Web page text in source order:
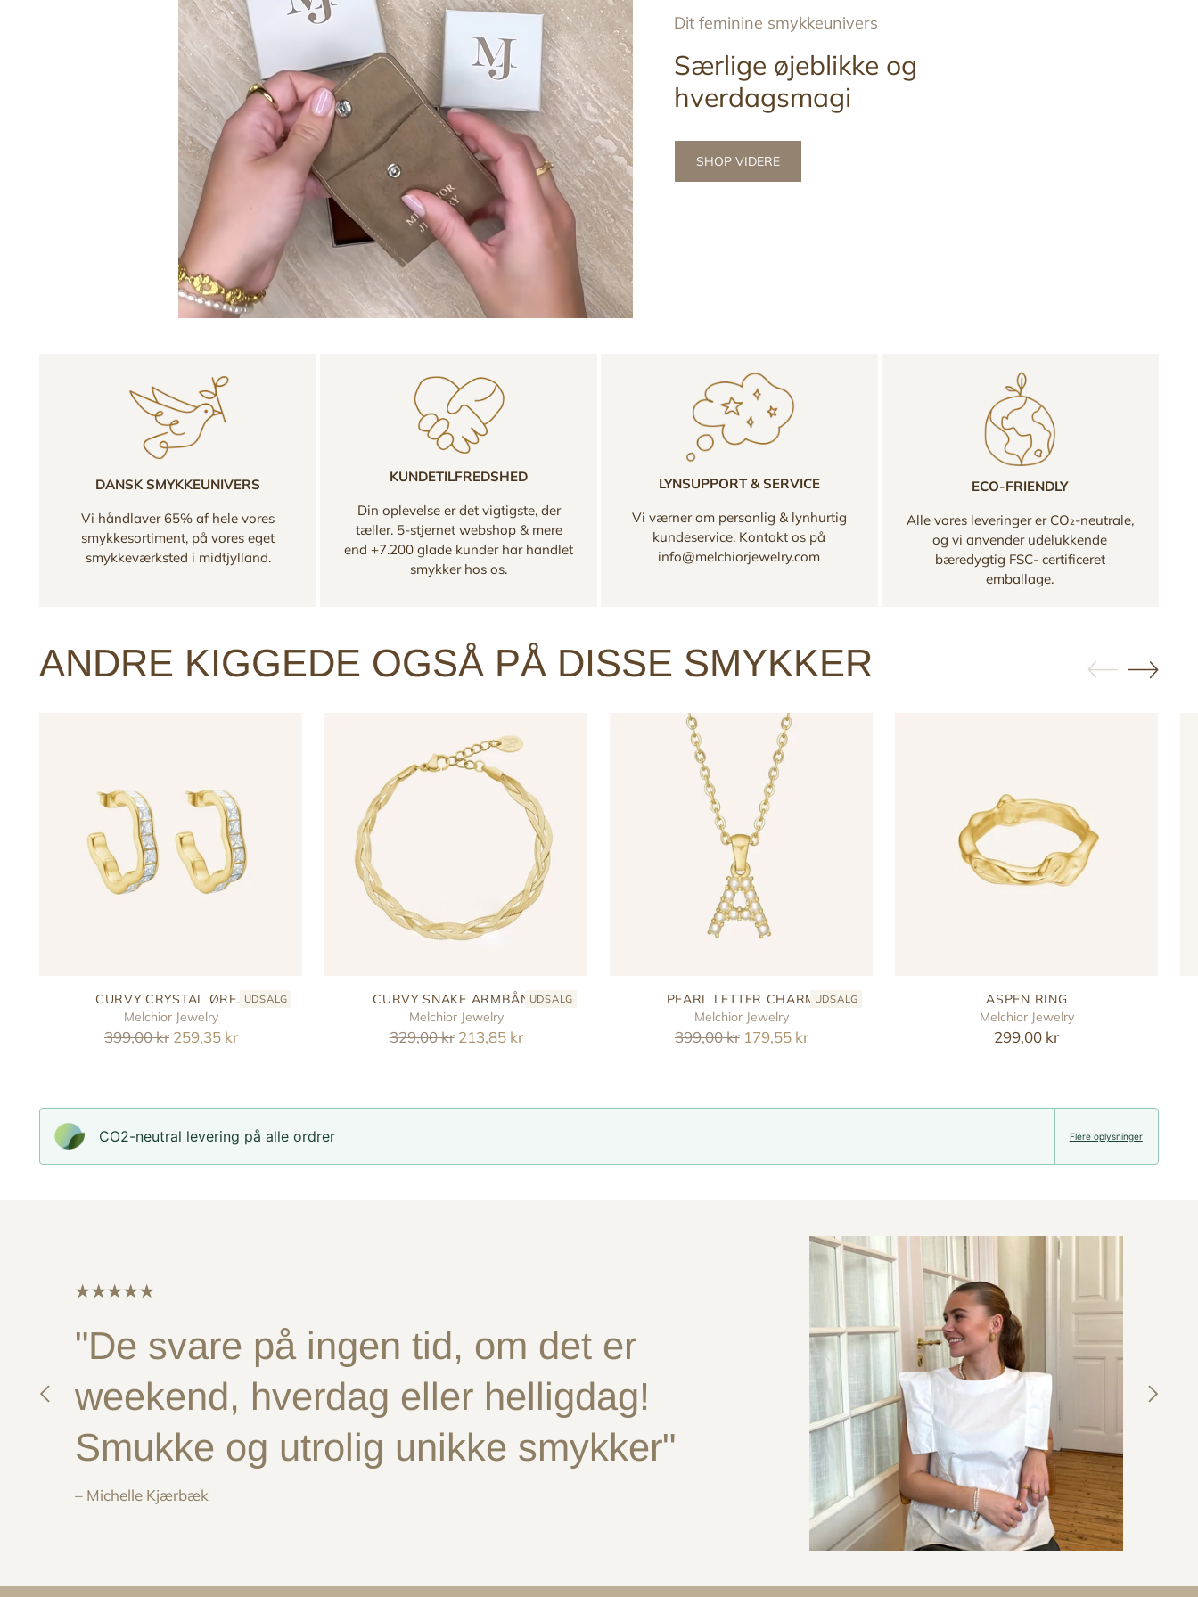
Dit feminine smykkeunivers
Særlige øjeblikke og
hverdagsmagi
SHOP VIDERE
DANSK SMYKKEUNIVERS
Vi håndlaver 65% af hele vores
smykkesortiment, på vores eget
smykkeværksted i midtjylland.
KUNDETILFREDSHED
Din oplevelse er det vigtigste, der
tæller. 5-stjernet webshop & mere
end +7.200 glade kunder har handlet
smykker hos os.
LYNSUPPORT & SERVICE
Vi værner om personlig & lynhurtig
kundeservice. Kontakt os på
info@melchiorjewelry.com
ECO-FRIENDLY
Alle vores leveringer er CO₂-neutrale,
og vi anvender udelukkende
bæredygtig FSC- certificeret
emballage.
ANDRE KIGGEDE OGSÅ PÅ DISSE SMYKKER
CURVY CRYSTAL ØRE...UDSALG
Melchior Jewelry
Reguler
399,00 kr 259,35 kr
CURVY SNAKE ARMBÅNDUDSALG
Melchior Jewelry
Reguler
329,00 kr 213,85 kr
PEARL LETTER CHARMUDSALG
Melchior Jewelry
Reguler
399,00 kr 179,55 kr
ASPEN RING
Melchior Jewelry
299,00 kr
CO2-neutral levering på alle ordrer Flere oplysninger
"De svare på ingen tid, om det er
weekend, hverdag eller helligdag!
Smukke og utrolig unikke smykker"
– Michelle Kjærbæk